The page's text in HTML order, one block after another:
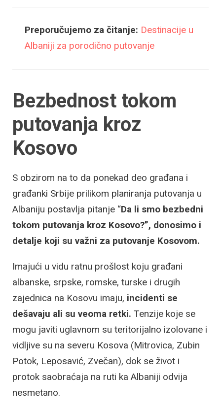
Preporučujemo za čitanje: Destinacije u
Albaniji za porodično putovanje
Bezbednost tokom
putovanja kroz
Kosovo
S obzirom na to da ponekad deo građana i
građanki Srbije prilikom planiranja putovanja u
Albaniju postavlja pitanje “Da li smo bezbedni
tokom putovanja kroz Kosovo?”, donosimo i
detalje koji su važni za putovanje Kosovom.
Imajući u vidu ratnu prošlost koju građani
albanske, srpske, romske, turske i drugih
zajednica na Kosovu imaju, incidenti se
dešavaju ali su veoma retki. Tenzije koje se
mogu javiti uglavnom su teritorijalno izolovane i
vidljive su na severu Kosova (Mitrovica, Zubin
Potok, Leposavić, Zvečan), dok se život i
protok saobraćaja na ruti ka Albaniji odvija
nesmetano.